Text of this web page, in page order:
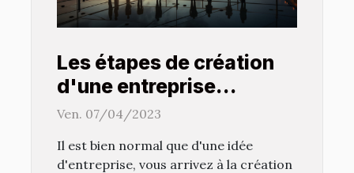
Les étapes de création
d'une entreprise
commerciale
Ven. 07/04/2023
Il est bien normal que d'une idée
d'entreprise, vous arrivez à la création